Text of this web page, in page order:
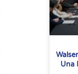
Una